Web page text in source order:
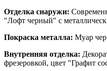
Отделка снаружи:
"Лофт черный" с
Покраска металла: Муар
Внутренняя отделка:
фрезеровкой, цвет "Графит